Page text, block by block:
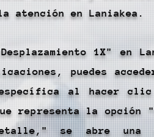
atención en Laniakea.
1X" en
puedes
específica al hacer
representa la opción
se abre una